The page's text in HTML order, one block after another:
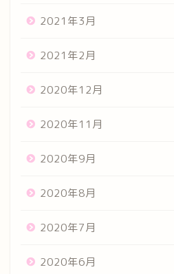
2021年3月
2021年2月
2020年12月
2020年11月
2020年9月
2020年8月
2020年7月
2020年6月